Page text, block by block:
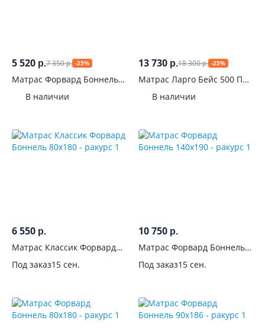
5 520 р.7 350р. -25%
Матрас Форвард Боннель
В наличии
13 730 р.18 300р. -25%
Матрас Ларго Бейс 500 ПС
В наличии
6 550 р.
Матрас Классик Форвард
Под заказ15 сен.
10 750 р.
Матрас Форвард Боннель
Под заказ15 сен.